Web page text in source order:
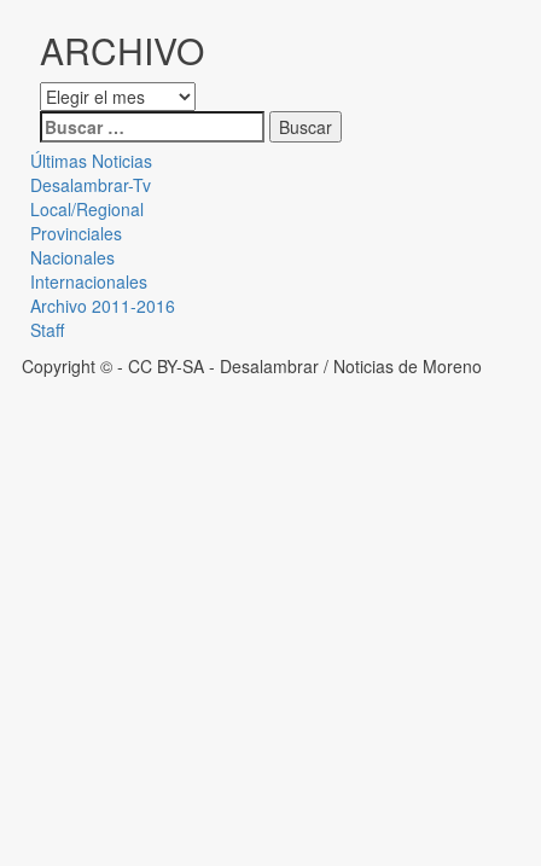
ARCHIVO
Últimas Noticias
Desalambrar-Tv
Local/Regional
Provinciales
Nacionales
Internacionales
Archivo 2011-2016
Staff
Copyright © - CC BY-SA - Desalambrar / Noticias de Moreno